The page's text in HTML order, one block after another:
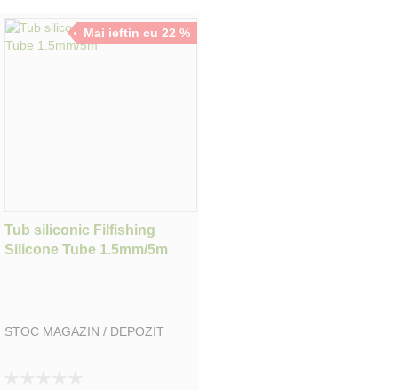
Mai ieftin cu 22 %
Tub siliconic Filfishing
Silicone Tube 1.5mm/5m
STOC MAGAZIN / DEPOZIT